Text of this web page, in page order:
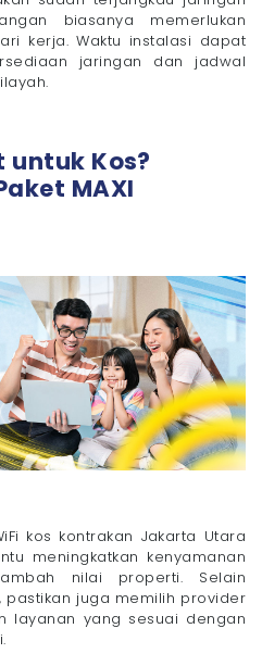
biasanya memerlukan
kerja. Waktu instalasi dapat
jaringan dan jadwal
untuk Kos?
MAXI
kos kontrakan Jakarta Utara
meningkatkan kenyamanan
nilai properti. Selain
juga memilih provider
layanan yang sesuai dengan